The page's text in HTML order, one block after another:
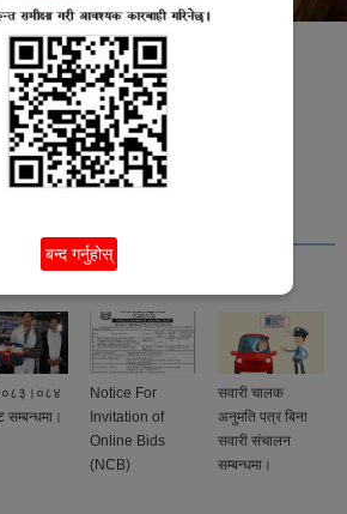
कर्म नाम्ङग्याल गुरुङ
गाउँपालिका प्रवक्ता
फोन:
9848252923
सम्बन्धमा।
Notice For
Invitation of
Online Bids
(NCB)
सवारी चालक
अनुमति पत्र बिना
सवारी संचालन
सम्बन्धमा।
बन्द गर्नुहोस्